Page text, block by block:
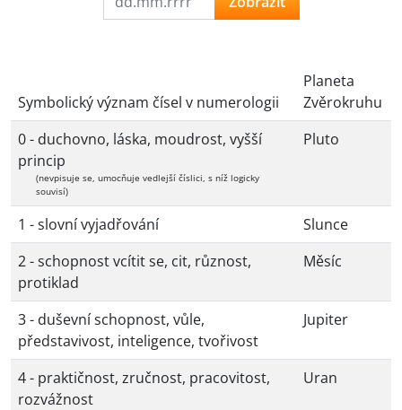
Symbolický význam čísel v numerologii
Planeta
Zvěrokruhu
0 - duchovno, láska, moudrost, vyšší
princip
(nevpisuje se, umocňuje vedlejší číslici, s níž logicky
souvisí)
Pluto
1 - slovní vyjadřování
Slunce
2 - schopnost vcítit se, cit, různost,
protiklad
Měsíc
3 - duševní schopnost, vůle,
představivost, inteligence, tvořivost
Jupiter
4 - praktičnost, zručnost, pracovitost,
rozvážnost
Uran